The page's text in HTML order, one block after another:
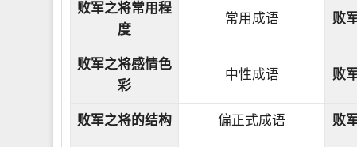
败军之将常用程
度
常用成语 败
败军之将感情色
彩
中性成语 败
败军之将的结构 偏正式成语 败